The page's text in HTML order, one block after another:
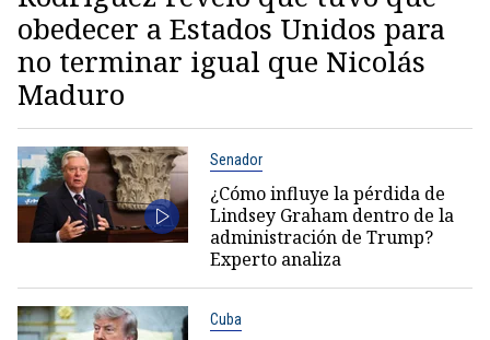
obedecer a Estados Unidos para
no terminar igual que Nicolás
Maduro
Senador
¿Cómo influye la pérdida de
Lindsey Graham dentro de la
administración de Trump?
Experto analiza
Cuba